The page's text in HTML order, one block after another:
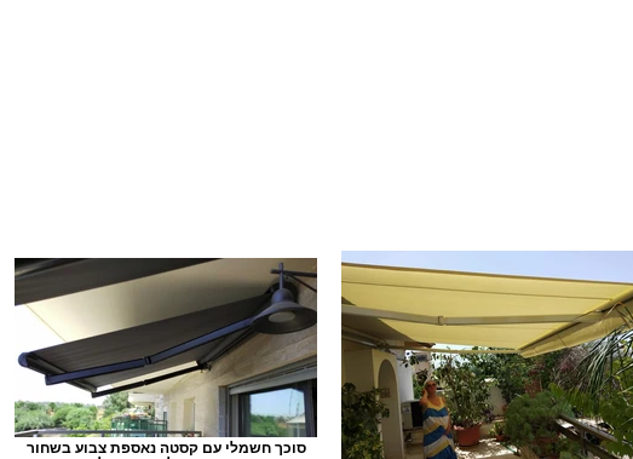
סוכך חשמלי עם קסטה נאספת צבוע בשחור